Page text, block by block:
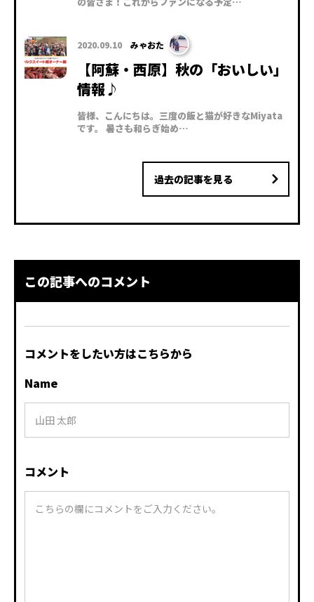
2020.09.10 みゃおた
【阿蘇・西原】秋の「おいしい」
情報♪
皆様、こんにちは。三度の飯と猫が好きなMiyata
です。 暑さも和らぎ始め…
過去の記事を見る
この記事へのコメント
コメントをしたい方はこちらから
コメント
Name